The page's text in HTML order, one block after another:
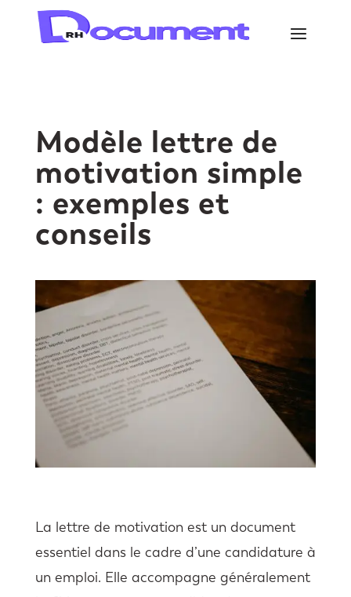
Modèle lettre de
motivation simple
: exemples et
conseils
La lettre de motivation est un document
essentiel dans le cadre d’une candidature à
un emploi. Elle accompagne généralement